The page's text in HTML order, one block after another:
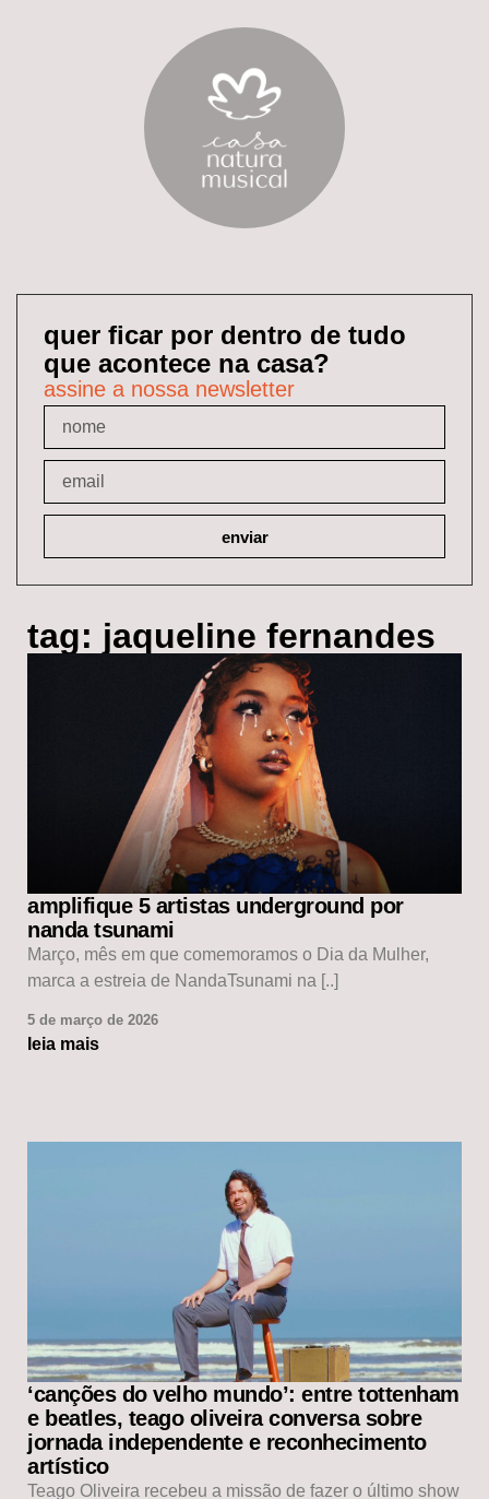
quer ficar por dentro de tudo
que acontece na casa?
assine a nossa newsletter
enviar
tag: jaqueline fernandes
amplifique 5 artistas underground por
nanda tsunami
Março, mês em que comemoramos o Dia da Mulher,
marca a estreia de NandaTsunami na [..]
5 de março de 2026
leia mais
‘canções do velho mundo’: entre tottenham
e beatles, teago oliveira conversa sobre
jornada independente e reconhecimento
artístico
Teago Oliveira recebeu a missão de fazer o último show